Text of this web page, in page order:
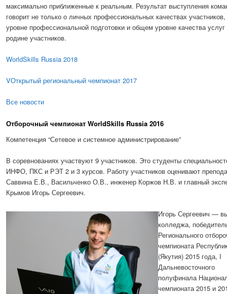
максимально приближенные к реальным. Результат выступления
говорит не только о личных профессиональных качествах
уровне профессиональной подготовки и общем уровне качества услуг
родине участников.
WorldSkills Russia 2018
VОткрытый региональный чемпионат 2017
Все новости
Отборочный чемпионат WorldSkills Russia 2016
Компетенция “Сетевое и системное администрирование”
В соревнованиях участвуют 9 участников. Это студенты
ИНФО, ПКС и РЭТ 2 и 3 курсов. Работу участников оценивают
Саввина Е.В., Васильченко О.В., инженер Коржов Н.В. и главный
Крымов Игорь Сергеевич.
Игорь Сергеевич —
колледжа,
Регионального
чемпионата
(Якутия) 2015 года, I
Дальневосточного
полуфинала
чемпионата 2015 и